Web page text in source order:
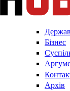
Бізнес
Архів